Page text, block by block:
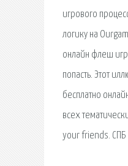
игрового
логику на
онлайн флеш игр
попасть. Этот
бесплатно
всех
your friends. СПБ